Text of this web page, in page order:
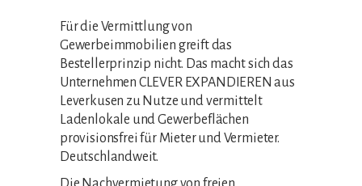
Für die Vermittlung von
Gewerbeimmobilien greift das
Bestellerprinzip nicht. Das macht sich das
Unternehmen CLEVER EXPANDIEREN aus
Leverkusen zu Nutze und vermittelt
Ladenlokale und Gewerbeflächen
provisionsfrei für Mieter und Vermieter.
Deutschlandweit.